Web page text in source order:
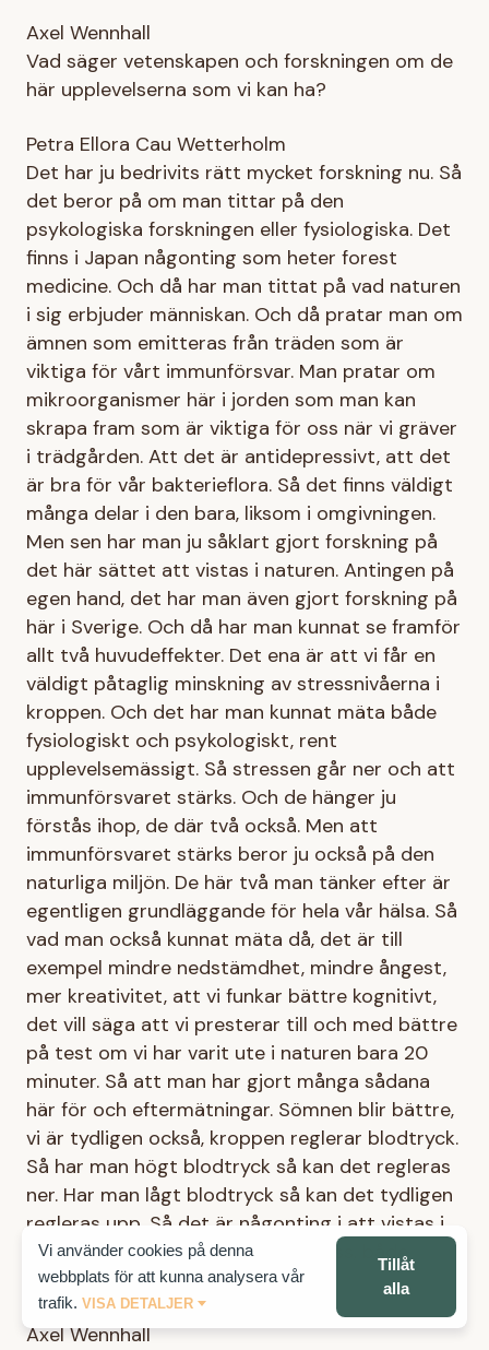
Vi använder cookies på denna
webbplats för att kunna analysera vår
trafik. VISA DETALJER
Tillåt
alla
Axel Wennhall
Vad säger vetenskapen och forskningen om de
här upplevelserna som vi kan ha?
Petra Ellora Cau Wetterholm
Det har ju bedrivits rätt mycket forskning nu. Så
det beror på om man tittar på den
psykologiska forskningen eller fysiologiska. Det
finns i Japan någonting som heter forest
medicine. Och då har man tittat på vad naturen
i sig erbjuder människan. Och då pratar man om
ämnen som emitteras från träden som är
viktiga för vårt immunförsvar. Man pratar om
mikroorganismer här i jorden som man kan
skrapa fram som är viktiga för oss när vi gräver
i trädgården. Att det är antidepressivt, att det
är bra för vår bakterieflora. Så det finns väldigt
många delar i den bara, liksom i omgivningen.
Men sen har man ju såklart gjort forskning på
det här sättet att vistas i naturen. Antingen på
egen hand, det har man även gjort forskning på
här i Sverige. Och då har man kunnat se framför
allt två huvudeffekter. Det ena är att vi får en
väldigt påtaglig minskning av stressnivåerna i
kroppen. Och det har man kunnat mäta både
fysiologiskt och psykologiskt, rent
upplevelsemässigt. Så stressen går ner och att
immunförsvaret stärks. Och de hänger ju
förstås ihop, de där två också. Men att
immunförsvaret stärks beror ju också på den
naturliga miljön. De här två man tänker efter är
egentligen grundläggande för hela vår hälsa. Så
vad man också kunnat mäta då, det är till
exempel mindre nedstämdhet, mindre ångest,
mer kreativitet, att vi funkar bättre kognitivt,
det vill säga att vi presterar till och med bättre
på test om vi har varit ute i naturen bara 20
minuter. Så att man har gjort många sådana
här för och eftermätningar. Sömnen blir bättre,
vi är tydligen också, kroppen reglerar blodtryck.
Så har man högt blodtryck så kan det regleras
ner. Har man lågt blodtryck så kan det tydligen
regleras upp. Så det är någonting i att vistas i
vår ursprungsmiljö som reglerar oss, både
fysiskt och psykiskt.
Axel Wennhall